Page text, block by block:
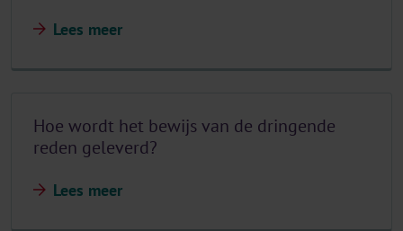
Lees meer
Hoe wordt het bewijs van de dringende
reden geleverd?
Lees meer